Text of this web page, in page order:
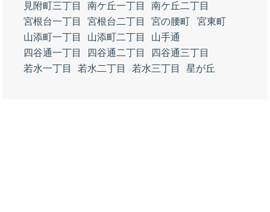
見附町三丁目
南ケ丘一丁目
南ケ丘二丁目
宮根台一丁目
宮根台二丁目 宮の腰町
宮東町
山添町一丁目
山添町二丁目
山手通
四谷通一丁目
四谷通二丁目
四谷通三丁目
若水一丁目
若水二丁目 若水三丁目 星が丘